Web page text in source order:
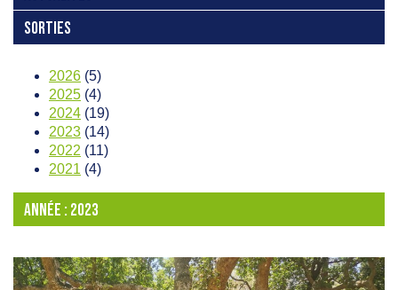
SORTIES
2026 (5)
2025 (4)
2024 (19)
2023 (14)
2022 (11)
2021 (4)
ANNÉE :2023